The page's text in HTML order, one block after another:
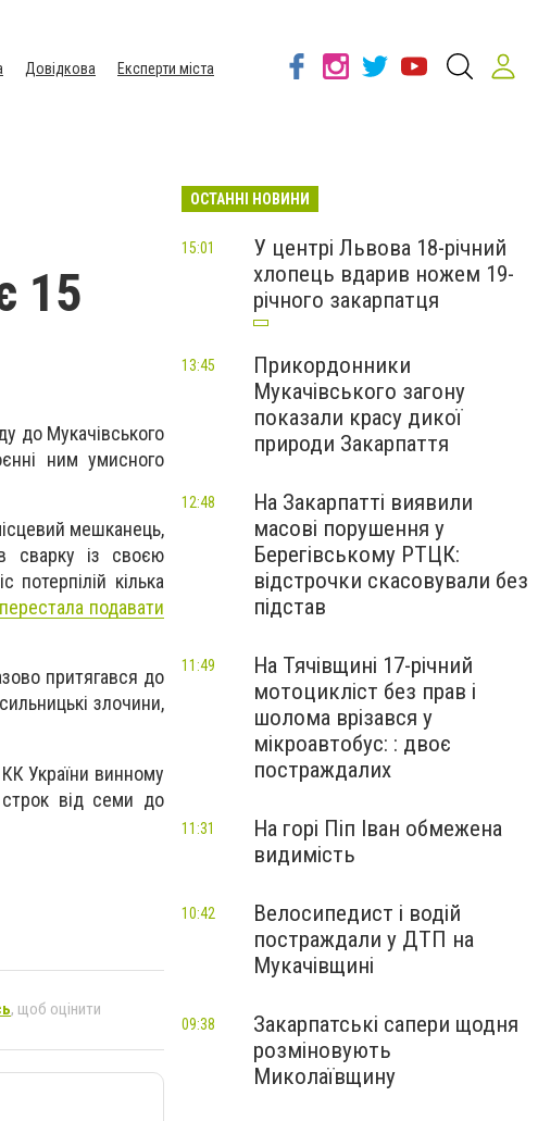
Довідкова
Експерти міста
15
до Мукачівського
ним умисного
мешканець,
сварку із своєю
кілька
подавати
притягався до
злочини,
України винному
строк від семи до
, щоб оцінити
ОСТАННІ НОВИНИ
У центрі Львова 18-річний
хлопець вдарив ножем 19-
річного закарпатця
15:01
Прикордонники
Мукачівського загону
показали красу дикої
природи Закарпаття
13:45
На Закарпатті виявили
масові порушення у
Берегівському РТЦК:
відстрочки скасовували без
підстав
12:48
На Тячівщині 17-річний
мотоцикліст без прав і
шолома врізався у
мікроавтобус: : двоє
постраждалих
11:49
На горі Піп Іван обмежена
видимість
11:31
Велосипедист і водій
постраждали у ДТП на
Мукачівщині
10:42
Закарпатські сапери щодня
розміновують
Миколаївщину
09:38